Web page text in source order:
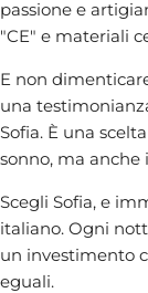
passione e
"CE" e materiali
E non
una
Sofia. È una
sonno, ma anche
Scegli Sofia, e
italiano. Ogni
un investimento
eguali.